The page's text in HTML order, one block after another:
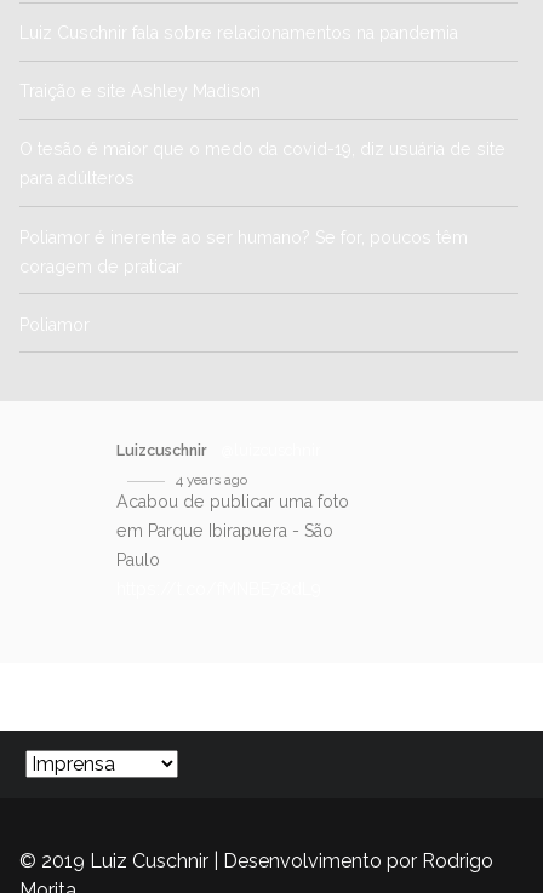
Luiz Cuschnir fala sobre relacionamentos na pandemia
Traição e site Ashley Madison
O tesão é maior que o medo da covid-19, diz usuária de site
para adúlteros
Poliamor é inerente ao ser humano? Se for, poucos têm
coragem de praticar
Poliamor
Luizcuschnir
4 years ago
Acabou de publicar uma foto
em Parque Ibirapuera - São
Paulo
© 2019 Luiz Cuschnir | Desenvolvimento por Rodrigo